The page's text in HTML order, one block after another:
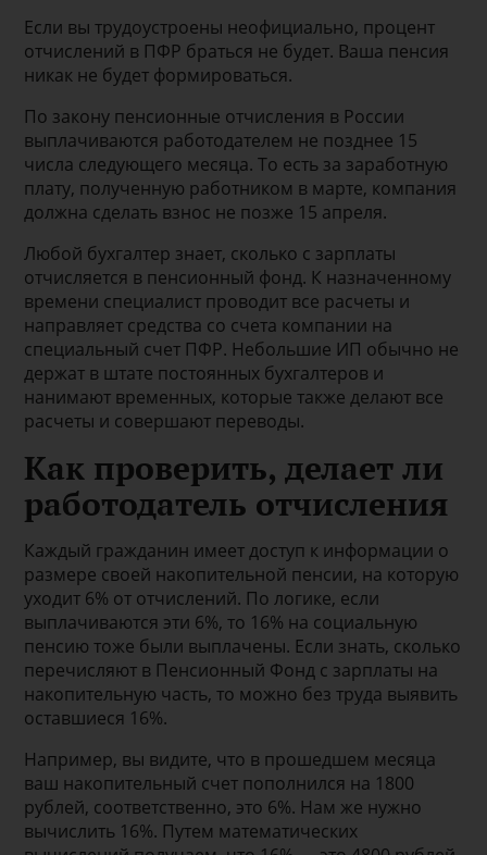
Если вы трудоустроены неофициально, процент
отчислений в ПФР браться не будет. Ваша пенсия
никак не будет формироваться.
По закону пенсионные отчисления в России
выплачиваются работодателем не позднее 15
числа следующего месяца. То есть за заработную
плату, полученную работником в марте, компания
должна сделать взнос не позже 15 апреля.
Любой бухгалтер знает, сколько с зарплаты
отчисляется в пенсионный фонд. К назначенному
времени специалист проводит все расчеты и
направляет средства со счета компании на
специальный счет ПФР. Небольшие ИП обычно не
держат в штате постоянных бухгалтеров и
нанимают временных, которые также делают все
расчеты и совершают переводы.
Как проверить, делает ли
работодатель отчисления
Каждый гражданин имеет доступ к информации о
размере своей накопительной пенсии, на которую
уходит 6% от отчислений. По логике, если
выплачиваются эти 6%, то 16% на социальную
пенсию тоже были выплачены. Если знать, сколько
перечисляют в Пенсионный Фонд с зарплаты на
накопительную часть, то можно без труда выявить
оставшиеся 16%.
Например, вы видите, что в прошедшем месяца
ваш накопительный счет пополнился на 1800
рублей, соответственно, это 6%. Нам же нужно
вычислить 16%. Путем математических